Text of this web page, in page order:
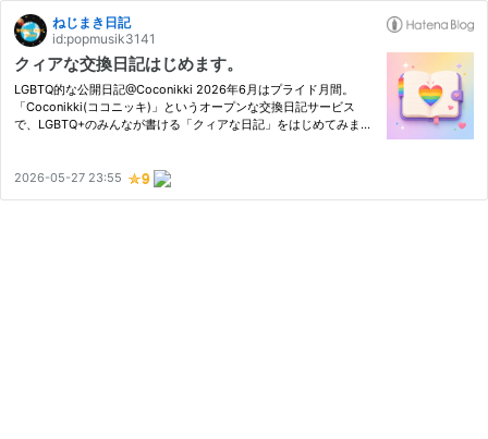
ねじまき日記
id:popmusik3141
クィアな交換日記はじめます。
LGBTQ的な公開日記@Coconikki 2026年6月はプライド月間。
「Coconikki(ココニッキ)」というオープンな交換日記サービス
で、LGBTQ+のみんなが書ける「クィアな日記」をはじめてみまし
記」。 LGBTQ+な…
2026-05-27 23:55